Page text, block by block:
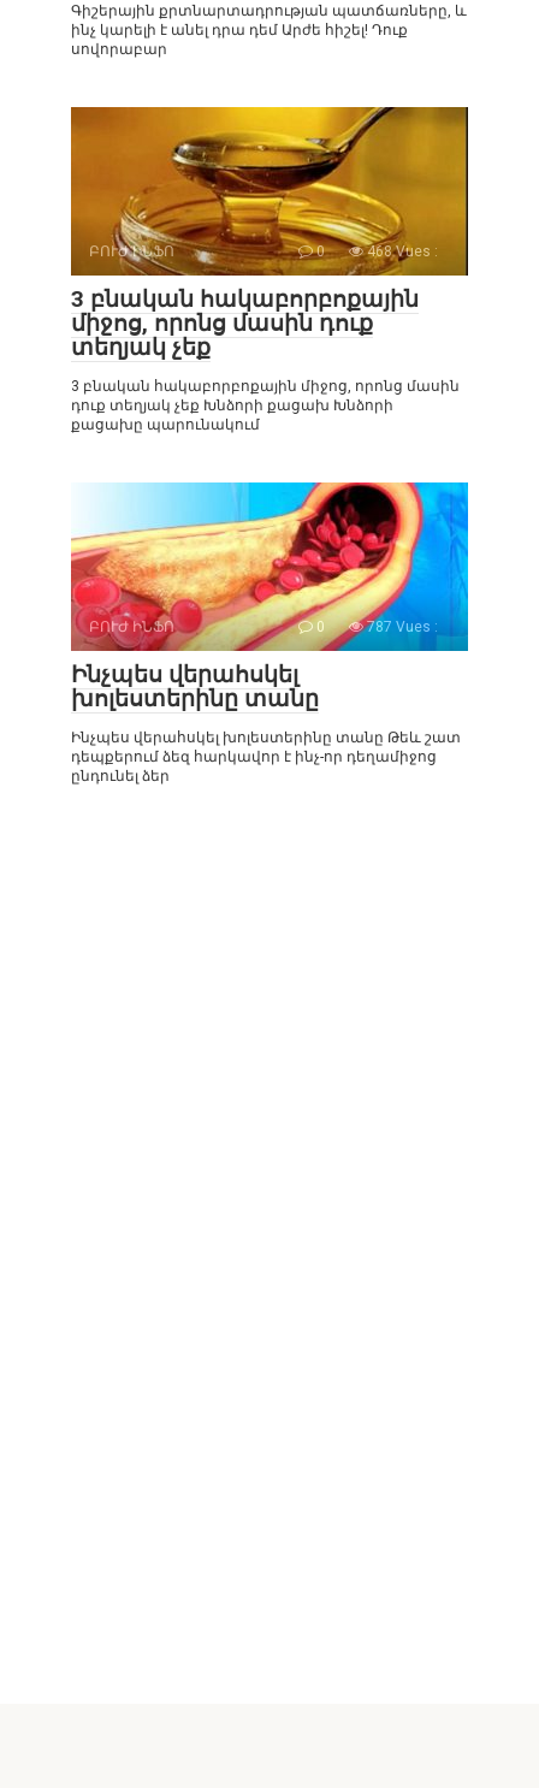
Գիշերային քրտնարտադրության պատճառները, և
ինչ կարելի է անել դրա դեմ Արժե հիշել! Դուք
սովորաբար
ԲՈՒԺ ԻՆՖՈ 0 468 Vues :
3 բնական հակաբորբոքային
միջոց, որոնց մասին դուք
տեղյակ չեք
3 բնական հակաբորբոքային միջոց, որոնց մասին
դուք տեղյակ չեք Խնձորի քացախ Խնձորի
քացախը պարունակում
ԲՈՒԺ ԻՆՖՈ 0 787 Vues :
Ինչպես վերահսկել
խոլեստերինը տանը
Ինչպես վերահսկել խոլեստերինը տանը Թեև շատ
դեպքերում ձեզ հարկավոր է ինչ-որ դեղամիջոց
ընդունել ձեր